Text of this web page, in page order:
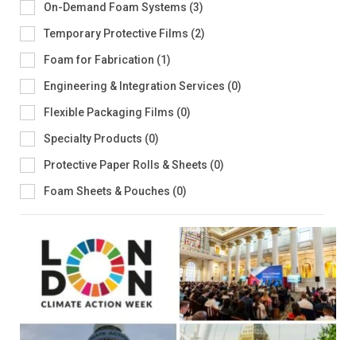
On-Demand Foam Systems (3)
Temporary Protective Films (2)
Foam for Fabrication (1)
Engineering & Integration Services (0)
Flexible Packaging Films (0)
Specialty Products (0)
Protective Paper Rolls & Sheets (0)
Foam Sheets & Pouches (0)